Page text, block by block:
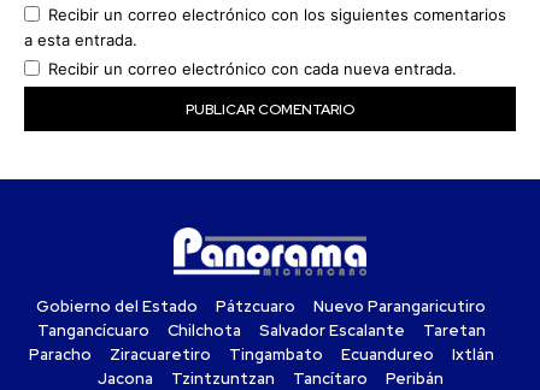
Recibir un correo electrónico con los siguientes comentarios
a esta entrada.
Recibir un correo electrónico con cada nueva entrada.
Gobierno del Estado Pátzcuaro
Nuevo Parangaricutiro
Tangancícuaro
Chilchota Salvador Escalante
Taretan
Paracho
Ziracuaretiro Tingambato Ecuandureo
Ixtlán
Jacona
Tzintzuntzan Tancítaro Peribán